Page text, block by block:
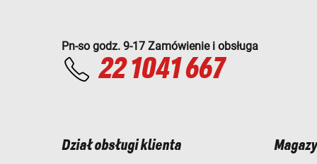
Pn-so godz. 9-17 Zamówienie i obsługa
22 1041 667
Dział obsługi klienta